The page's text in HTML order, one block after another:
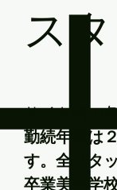
ス
サイト内の
勤続年数は
す。全スタ
卒業美容学